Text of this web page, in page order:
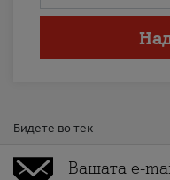
Бидете во тек